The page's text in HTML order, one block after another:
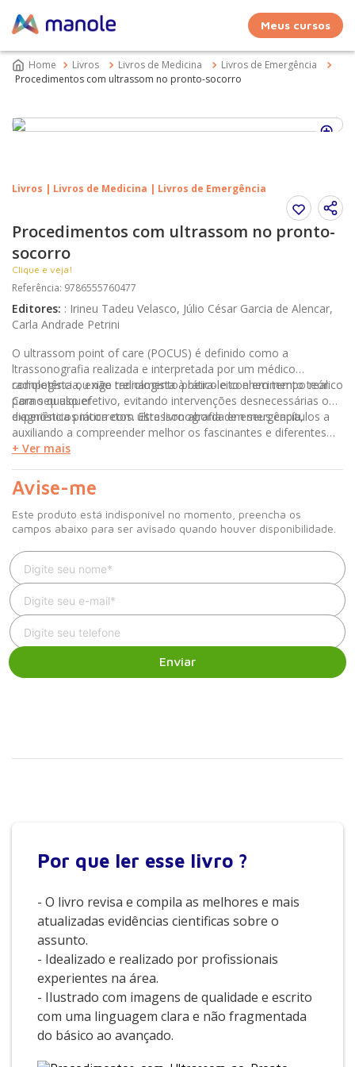
Meus cursos
Livros Livros de Medicina
Livros de Emergência
Procedimentos com ultrassom no pronto-socorro
Livros | Livros de Medicina | Livros de Emergência
Procedimentos com ultrassom no pronto-
socorro
Clique e veja!
Referência: 9786555760477
Editores: : Irineu Tadeu Velasco, Júlio César Garcia de Alencar,
Carla Andrade Petrini
O ultrassom point of care (POCUS) é definido como a
ltrassonografia realizada e interpretada por um médico
radiologista ou não radiologista à beira-leito e em tempo real.
Como qualquer
competência, exige treinamento prático e conhecimento teórico
para seu uso efetivo, evitando intervenções desnecessárias ou
diagnósticos incorretos. Este livro aborda em seus capítulos a
experiência prática com ultrassonografia de emergência,
auxiliando a compreender melhor os fascinantes e diferentes
domínios dessa modalidade de imagem.
+ Ver mais
Avise-me
Este produto está indisponível no momento, preencha os
campos abaixo para ser avisado quando houver disponibilidade.
Enviar
Por que ler esse livro ?
- O livro revisa e compila as melhores e mais
atualizadas evidências cientificas sobre o
assunto.
- Idealizado e realizado por profissionais
experientes na área.
- Ilustrado com imagens de qualidade e escrito
com uma linguagem clara e não fragmentada
do básico ao avançado.